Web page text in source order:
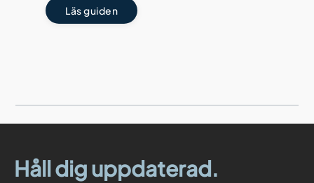
Läs guiden
Håll dig uppdaterad.